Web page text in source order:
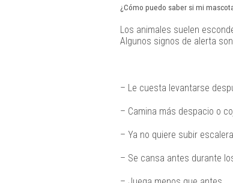
¿Cómo puedo saber si mi
Los animales suelen
Algunos signos de alerta
– Le cuesta levantarse
– Camina más despacio o
– Ya no quiere subir
– Se cansa antes durante